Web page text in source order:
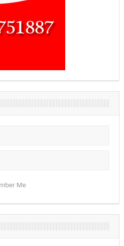
Me